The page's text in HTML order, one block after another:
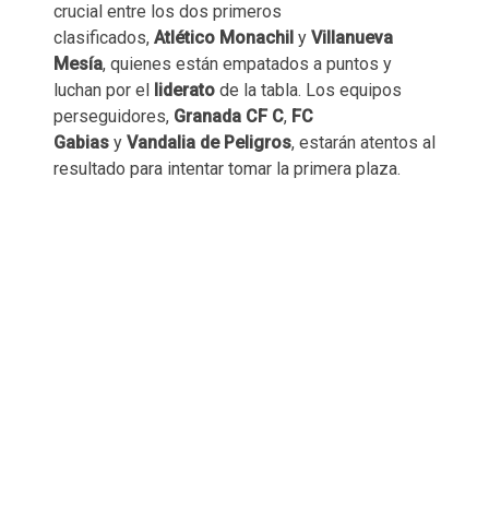
crucial entre los dos primeros
clasificados, Atlético Monachil y Villanueva
Mesía, quienes están empatados a puntos y
luchan por el
liderato de la tabla. Los equipos
perseguidores, Granada CF C, FC
Gabias y Vandalia de Peligros, estarán atentos al
resultado para intentar tomar la primera plaza.